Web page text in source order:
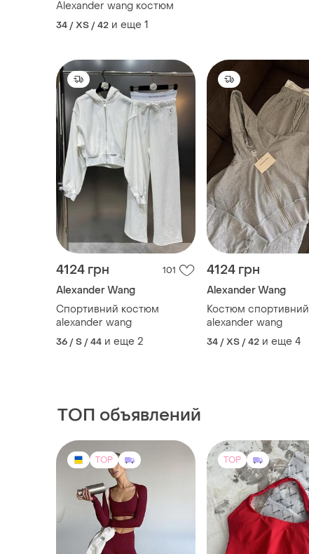
Alexander wang костюм
34 / XS / 42 и еще 1
4124 грн 101
Alexander Wang
Спортивний костюм
alexander wang
36 / S / 44 и еще 2
4124 грн
Alexander Wang
Костюм спортивний
alexander wang
34 / XS / 42 и еще 4
ТОП объявлений
TOP TOP